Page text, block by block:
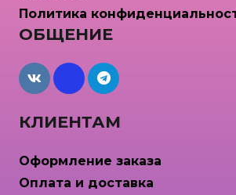
КЛИЕНТАМ
Оформление заказа
Оплата и доставка
ОБЩЕНИЕ
maxcdn
Политика